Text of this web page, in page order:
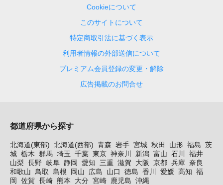
Cookieについて
このサイトについて
特定商取引法に基づく表示
利用者情報の外部送信について
プレミアム会員登録の変更・解除
広告掲載のお問合せ
都道府県から探す
北海道(東部) 北海道(西部) 青森 岩手 宮城 秋田 山形 福島 茨
城 栃木 群馬 埼玉 千葉 東京 神奈川 新潟 富山 石川
福井
山梨 長野 岐阜 静岡 愛知 三重 滋賀 大阪 京都 兵庫 奈良
和歌山
鳥取 島根 岡山 広島 山口 徳島 香川 愛媛 高知 福
岡
佐賀 長崎 熊本 大分 宮崎 鹿児島 沖縄